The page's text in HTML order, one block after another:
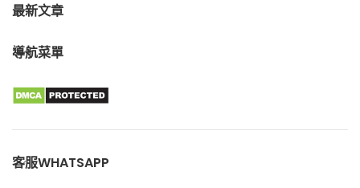
最新文章
導航菜單
客服WHATSAPP